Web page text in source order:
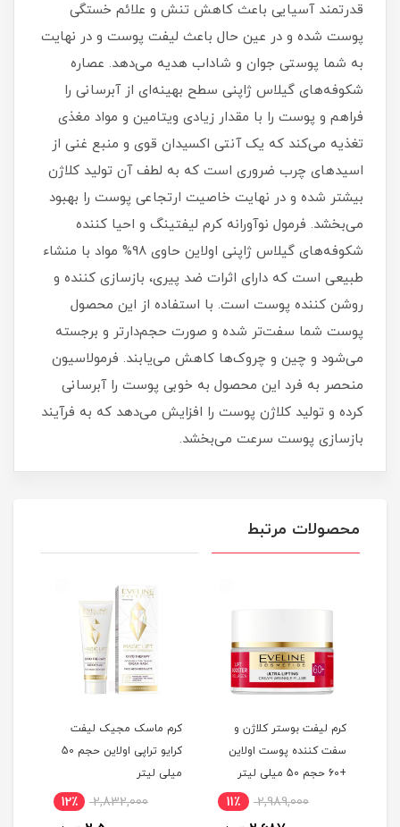
قدرتمند آسیایی باعث کاهش تنش و علائم خستگی
پوست شده و در عین حال باعث لیفت پوست و در نهایت
به شما پوستی جوان و شاداب هدیه می‌دهد. عصاره
شکوفه‌های گیلاس ژاپنی سطح بهینه‌ای از آبرسانی را
فراهم و پوست را با مقدار زیادی ویتامین و مواد مغذی
تغذیه می‌کند که یک آنتی اکسیدان قوی و منبع غنی از
اسید‌های چرب ضروری است که به لطف آن تولید کلاژن
بیشتر شده و در نهایت خاصیت ارتجاعی پوست را بهبود
می‌بخشد. فرمول نوآورانه کرم لیفتینگ و احیا کننده
شکوفه‌های گیلاس ژاپنی اولاین حاوی 98% مواد با منشاء
طبیعی است که دارای اثرات ضد پیری، بازسازی کننده و
روشن کننده پوست است. با استفاده از این محصول
پوست شما سفت‌تر شده و صورت حجم‌دار‌تر و برجسته
می‌شود و چین و چروک‌ها کاهش می‌یابند. فرمولاسیون
منحصر به فرد این محصول به خوبی پوست را آبرسانی
کرده و تولید کلاژن پوست را افزایش می‌دهد که به فرآیند
بازسازی پوست سرعت می‌بخشد.
محصولات مرتبط
کرم لیفت بوستر کلاژن و
سفت کننده پوست اولاین
+60 حجم 50 میلی لیتر
2,989,000 11٪
کرم ماسک مجیک لیفت
کرایو تراپی اولاین حجم 50
میلی لیتر
2,832,000 12٪